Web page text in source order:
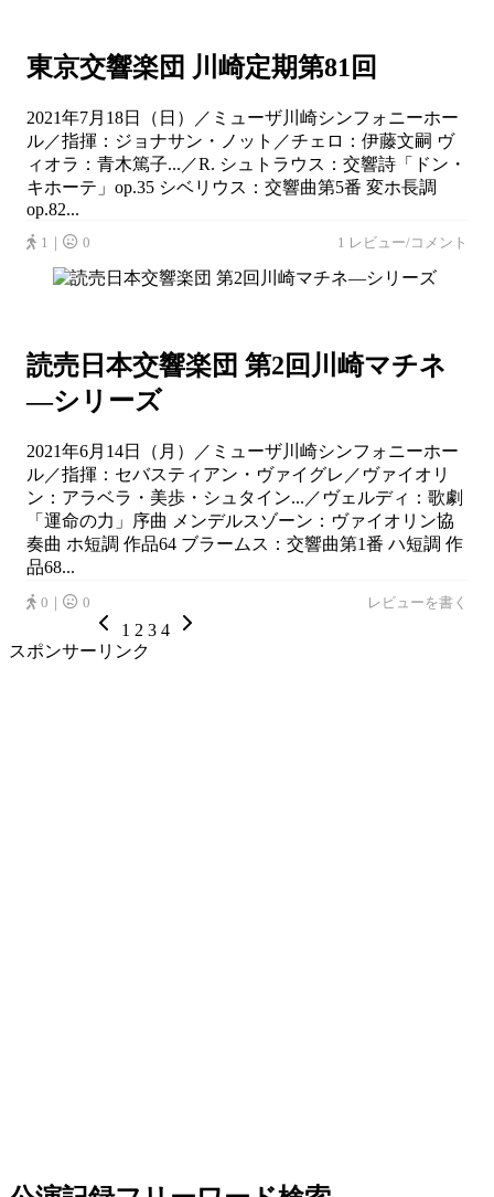
東京交響楽団 川崎定期第81回
2021年7月18日（日）／ミューザ川崎シンフォニーホー
ル／指揮：ジョナサン・ノット／チェロ：伊藤文嗣 ヴ
ィオラ：青木篤子...／R. シュトラウス：交響詩「ドン・
キホーテ」op.35 シベリウス：交響曲第5番 変ホ長調
op.82...
1｜ 0 1 レビュー/コメント
読売日本交響楽団 第2回川崎マチネ
—シリーズ
2021年6月14日（月）／ミューザ川崎シンフォニーホー
ル／指揮：セバスティアン・ヴァイグレ／ヴァイオリ
ン：アラベラ・美歩・シュタイン...／ヴェルディ：歌劇
「運命の力」序曲 メンデルスゾーン：ヴァイオリン協
奏曲 ホ短調 作品64 ブラームス：交響曲第1番 ハ短調 作
品68...
0｜ 0 レビューを書く
1 2 3 4
スポンサーリンク